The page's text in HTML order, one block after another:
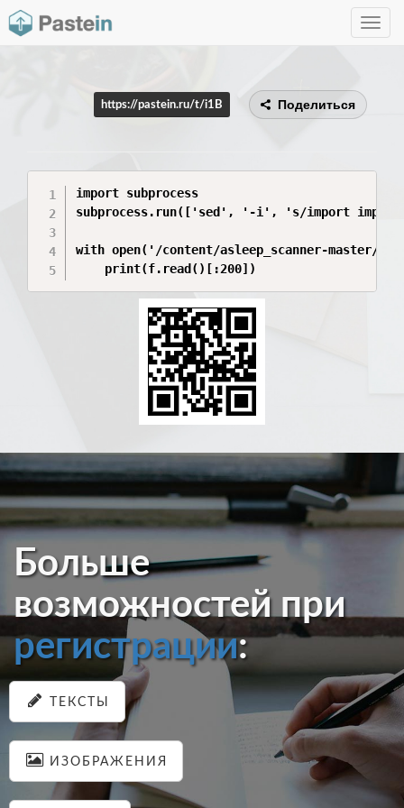
Toggle
https://pastein.ru/t/i1B Поделиться
import subprocess
subprocess.run(['sed', '-i', 's/import imp$/
with open('/content/asleep_scanner-
    print(f.read()[:200])
Больше
возможностей при
регистрации:
ТЕКСТЫ
ИЗОБРАЖЕНИЯ